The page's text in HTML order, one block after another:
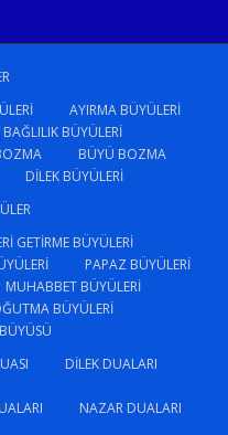
AYIRMA BÜYÜLERI
BAĞLILIK BÜYÜLERI
BÜYÜ BOZMA
DILEK BÜYÜLERI
GETIRME BÜYÜLERI
PAPAZ BÜYÜLERI
MUHABBET BÜYÜLERI
BÜYÜLERI
DILEK DUALARI
NAZAR DUALARI